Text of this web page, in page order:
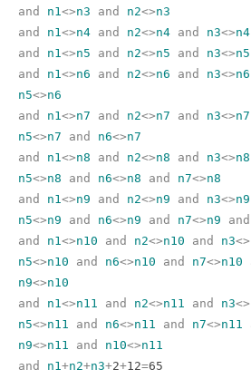
and n1<>n3 and n2<>n3
and
n1<>n4 and n2<>n4 and n3<>n4
and
n1<>n5 and n2<>n5 and n3<>n5
and
n1<>n6 and n2<>n6 and n3<>n6
n5<>n6
and
n1<>n7 and n2<>n7 and n3<>n7
n5<>n7 and n6<>n7
and
n1<>n8 and n2<>n8 and n3<>n8
n5<>n8 and n6<>n8 and n7<>n8
and
n1<>n9 and n2<>n9 and n3<>n9
n5<>n9 and n6<>n9 and n7<>n9 and
and
n1<>n10 and n2<>n10 and n3<>
n5<>n10 and n6<>n10 and n7<>n10
n9<>n10
and
n1<>n11 and n2<>n11 and n3<>
n5<>n11 and n6<>n11 and n7<>n11
n9<>n11 and n10<>n11
and
n1+n2+n3+2+12=65